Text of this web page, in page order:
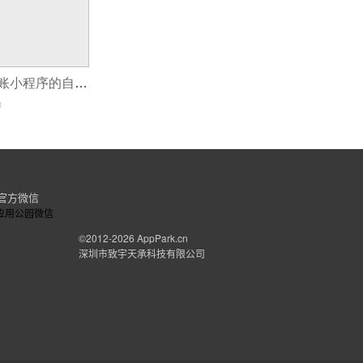
如何巧妙实现记账小程序的自动分类功能？
方微信
©2012-2026 AppPark.cn
深圳市致宇天承科技有限公司